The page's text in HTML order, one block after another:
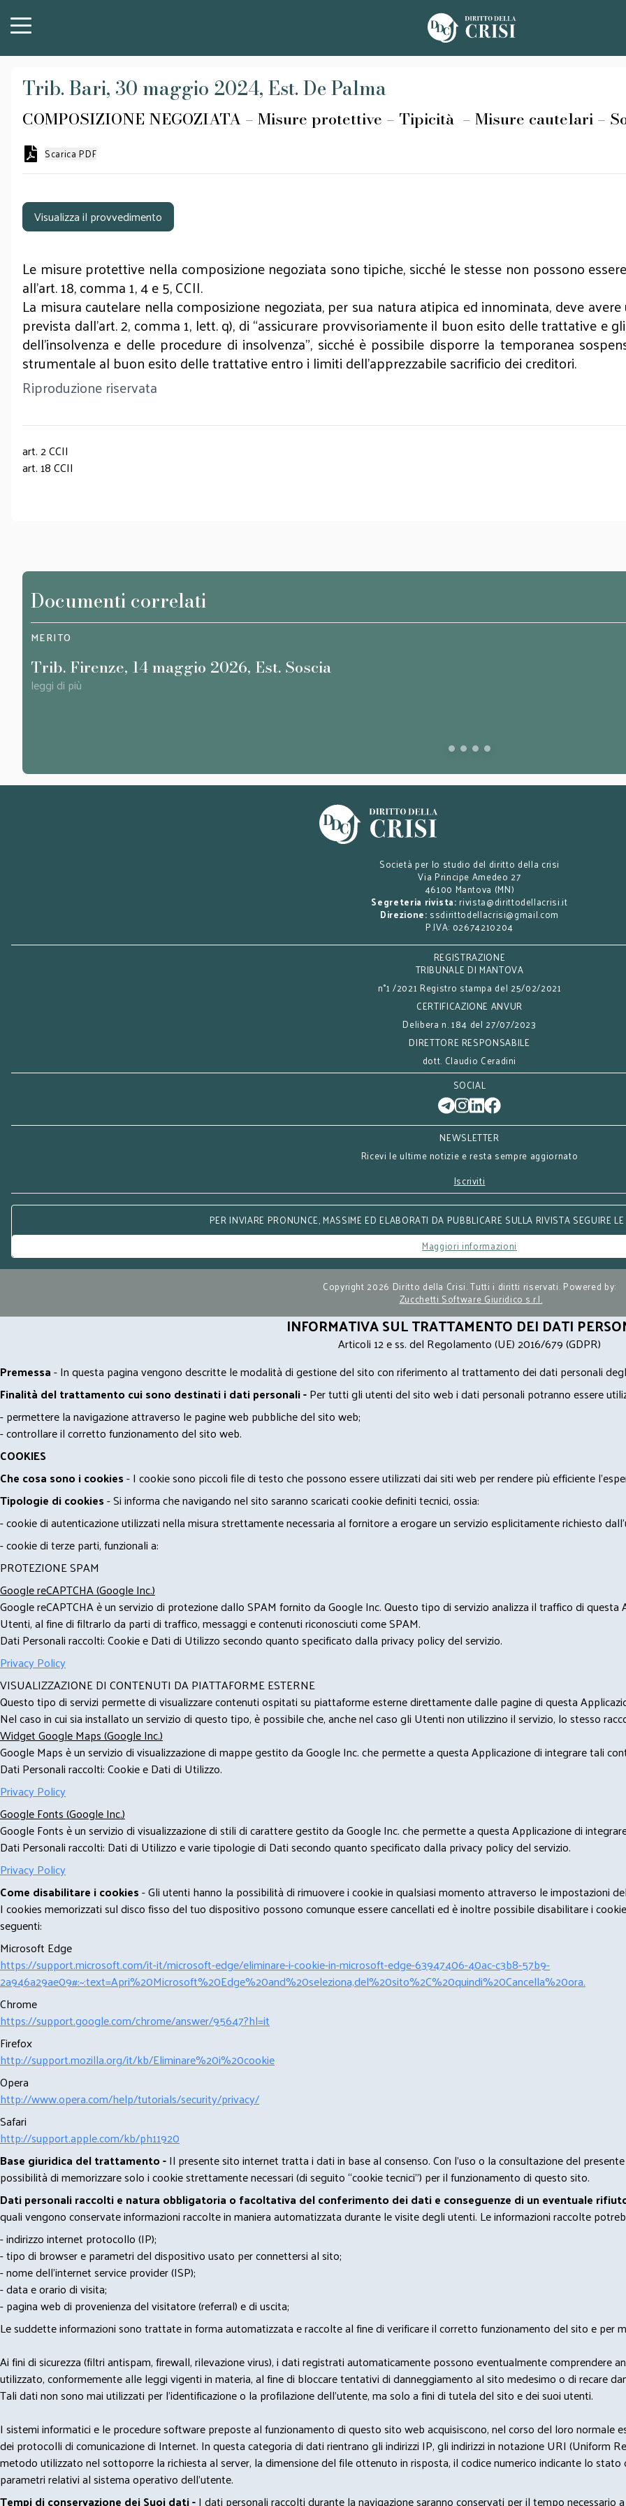
Trib. Bari, 30 maggio 2024, Est. De Palma
COMPOSIZIONE NEGOZIATA – Misure protettive – Tipicità – Misure cautelari –
Scarica PDF
Visualizza il provvedimento
Le misure protettive nella composizione negoziata sono tipiche, sicché le stesse non possono
all’art. 18, comma 1, 4 e 5, CCII.
La misura cautelare nella composizione negoziata, per sua natura atipica ed innominata, deve
prevista dall’art. 2, comma 1, lett. q), di “assicurare provvisoriamente il buon esito delle trattative e
dell’insolvenza e delle procedure di insolvenza”, sicché è possibile disporre la temporanea
strumentale al buon esito delle trattative entro i limiti dell’apprezzabile sacrificio dei creditori.
Riproduzione riservata
art. 2 CCII
art. 18 CCII
Documenti correlati
MERITO
Trib. Firenze, 14 maggio 2026, Est. Soscia
leggi di più
Società per lo studio del diritto della crisi
Via Principe Amedeo 27
46100 Mantova (MN)
Segreteria rivista: rivista@dirittodellacrisi.it
Direzione: ssdirittodellacrisi@gmail.com
P.IVA: 02674210204
REGISTRAZIONE
TRIBUNALE DI MANTOVA
n°1 /2021 Registro stampa del 25/02/2021
CERTIFICAZIONE ANVUR
Delibera n. 184 del 27/07/2023
DIRETTORE RESPONSABILE
dott. Claudio Ceradini
SOCIAL
NEWSLETTER
Ricevi le ultime notizie e resta sempre aggiornato
Iscriviti
PER INVIARE PRONUNCE, MASSIME ED ELABORATI DA PUBBLICARE SULLA RIVISTA SEGUIRE
Maggiori informazioni
Copyright 2026 Diritto della Crisi. Tutti i diritti riservati. Powered by:
Zucchetti Software Giuridico s.r.l.
INFORMATIVA SUL TRATTAMENTO DEI DATI
Articoli 12 e ss. del Regolamento (UE) 2016/679 (GDPR)
Premessa- In questa pagina vengono descritte le modalità di gestione del sito con riferimento al trattamento dei dati personali
Finalità del trattamento cui sono destinati i dati personali -Per tutti gli utenti del sito web i dati personali potranno essere
- permettere la navigazione attraverso le pagine web pubbliche del sito web;
- controllare il corretto funzionamento del sito web.
COOKIES
Che cosa sono i cookies- I cookie sono piccoli file di testo che possono essere utilizzati dai siti web per rendere più efficiente
Tipologie di cookies- Si informa che navigando nel sito saranno scaricati cookie definiti tecnici, ossia:
- cookie di autenticazione utilizzati nella misura strettamente necessaria al fornitore a erogare un servizio esplicitamente richiesto
- cookie di terze parti, funzionali a:
PROTEZIONE SPAM
Google reCAPTCHA (Google Inc.)
Google reCAPTCHA è un servizio di protezione dallo SPAM fornito da Google Inc. Questo tipo di servizio analizza il traffico di
Utenti, al fine di filtrarlo da parti di traffico, messaggi e contenuti riconosciuti come SPAM.
Dati Personali raccolti: Cookie e Dati di Utilizzo secondo quanto specificato dalla privacy policy del servizio.
Privacy Policy
VISUALIZZAZIONE DI CONTENUTI DA PIATTAFORME ESTERNE
Questo tipo di servizi permette di visualizzare contenuti ospitati su piattaforme esterne direttamente dalle pagine di questa
Nel caso in cui sia installato un servizio di questo tipo, è possibile che, anche nel caso gli Utenti non utilizzino il servizio, lo stesso
Widget Google Maps (Google Inc.)
Google Maps è un servizio di visualizzazione di mappe gestito da Google Inc. che permette a questa Applicazione di integrare tali
Dati Personali raccolti: Cookie e Dati di Utilizzo.
Privacy Policy
Google Fonts (Google Inc.)
Google Fonts è un servizio di visualizzazione di stili di carattere gestito da Google Inc. che permette a questa Applicazione di
Dati Personali raccolti: Dati di Utilizzo e varie tipologie di Dati secondo quanto specificato dalla privacy policy del servizio.
Privacy Policy
Come disabilitare i cookies- Gli utenti hanno la possibilità di rimuovere i cookie in qualsiasi momento attraverso le impostazioni
I cookies memorizzati sul disco fisso del tuo dispositivo possono comunque essere cancellati ed è inoltre possibile disabilitare i
seguenti:
Microsoft Edge
https://support.microsoft.com/it-it/microsoft-edge/eliminare-i-cookie-in-microsoft-edge-63947406-40ac-c3b8-57b9-
2a946a29ae09#:~:text=Apri%20Microsoft%20Edge%20and%20seleziona,del%20sito%2C%20quindi%20Cancella%20ora.
Chrome
https://support.google.com/chrome/answer/95647?hl=it
Firefox
http://support.mozilla.org/it/kb/Eliminare%20i%20cookie
Opera
http://www.opera.com/help/tutorials/security/privacy/
Safari
http://support.apple.com/kb/ph11920
Base giuridica del trattamento -Il presente sito internet tratta i dati in base al consenso. Con l'uso o la consultazione del
possibilità di memorizzare solo i cookie strettamente necessari (di seguito “cookie tecnici”) per il funzionamento di questo sito.
Dati personali raccolti e natura obbligatoria o facoltativa del conferimento dei dati e conseguenze di un eventuale
quali vengono conservate informazioni raccolte in maniera automatizzata durante le visite degli utenti. Le informazioni raccolte
- indirizzo internet protocollo (IP);
- tipo di browser e parametri del dispositivo usato per connettersi al sito;
- nome dell'internet service provider (ISP);
- data e orario di visita;
- pagina web di provenienza del visitatore (referral) e di uscita;
Le suddette informazioni sono trattate in forma automatizzata e raccolte al fine di verificare il corretto funzionamento del sito e per
Ai fini di sicurezza (filtri antispam, firewall, rilevazione virus), i dati registrati automaticamente possono eventualmente comprendere
utilizzato, conformemente alle leggi vigenti in materia, al fine di bloccare tentativi di danneggiamento al sito medesimo o di recare
Tali dati non sono mai utilizzati per l'identificazione o la profilazione dell'utente, ma solo a fini di tutela del sito e dei suoi utenti.
I sistemi informatici e le procedure software preposte al funzionamento di questo sito web acquisiscono, nel corso del loro normale
dei protocolli di comunicazione di Internet. In questa categoria di dati rientrano gli indirizzi IP, gli indirizzi in notazione URI (Uniform
metodo utilizzato nel sottoporre la richiesta al server, la dimensione del file ottenuto in risposta, il codice numerico indicante lo
parametri relativi al sistema operativo dell'utente.
Tempi di conservazione dei Suoi dati -I dati personali raccolti durante la navigazione saranno conservati per il tempo